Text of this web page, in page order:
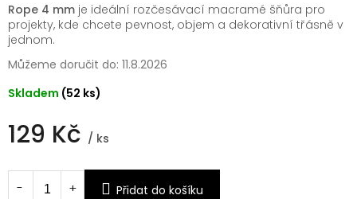
129 Kč / ks
cena:
Skladem (52 ks)
Můžeme doručit do: 11.8.2026
Přidat do košíku
Rope 4 mm je ideální rozčesávací macramé šňůra pro
projekty, kde chcete pevnost, objem a dekorativní třásně v
jednom.